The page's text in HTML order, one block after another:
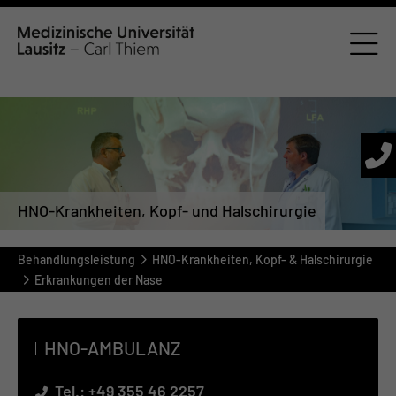
HNO-Krankheiten, Kopf- und Halschirurgie
Behandlungsleistung
HNO-Krankheiten, Kopf- & Halschirurgie
Erkrankungen der Nase
HNO-AM­BU­LANZ
Tel.: +49 355 46 2257